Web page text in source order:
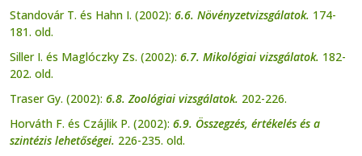
Standovár T. és Hahn I. (2002): 6.6. Növényzetvizsgálatok. 174-
181. old.
Siller I. és Maglóczky Zs. (2002): 6.7. Mikológiai vizsgálatok. 182-
202. old.
Traser Gy. (2002): 6.8. Zoológiai vizsgálatok. 202-226.
Horváth F. és Czájlik P. (2002): 6.9. Összegzés, értékelés és a
szintézis lehetőségei. 226-235. old.